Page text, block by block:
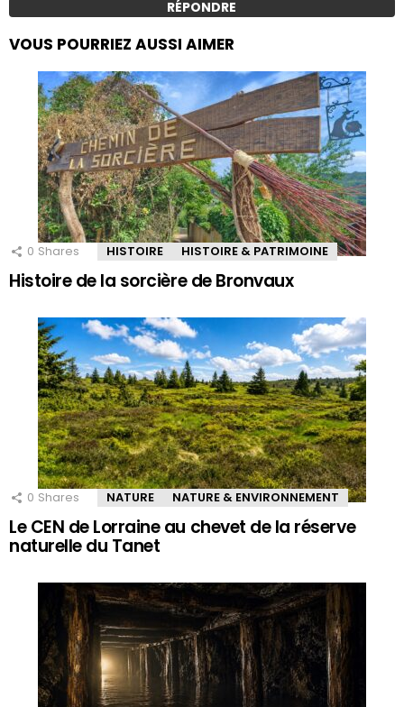
RÉPONDRE
VOUS POURRIEZ AUSSI AIMER
0 Shares HISTOIRE HISTOIRE & PATRIMOINE
Histoire de la sorcière de Bronvaux
0 Shares NATURE NATURE & ENVIRONNEMENT
Le CEN de Lorraine au chevet de la réserve
naturelle du Tanet